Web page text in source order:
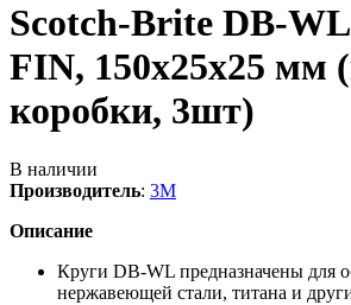
Scotch-Brite DB-
FIN, 150х25х25 мм
коробки, 3шт)
В наличии
Производитель: 3M
Описание
Круги DB-WL предназначены для
нержавеющей стали, титана и